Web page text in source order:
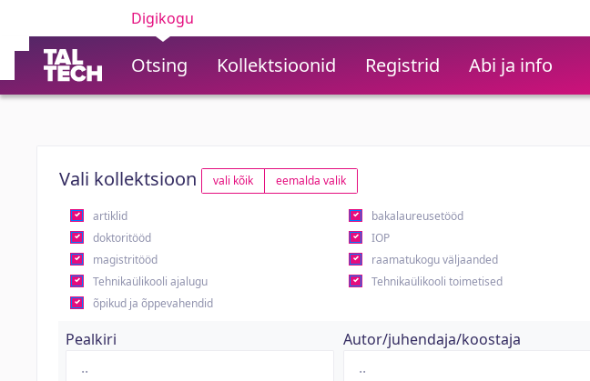
Digikogu
Otsing Kollektsioonid Registrid Abi ja info
Vali kollektsioon vali kõik eemalda valik
artiklid bakalaureusetööd
doktoritööd
IOP
magistritööd
raamatukogu väljaanded
Tehnikaülikooli ajalugu
Tehnikaülikooli toimetised
õpikud ja õppevahendid
Pealkiri Autor/juhendaja/koostaja